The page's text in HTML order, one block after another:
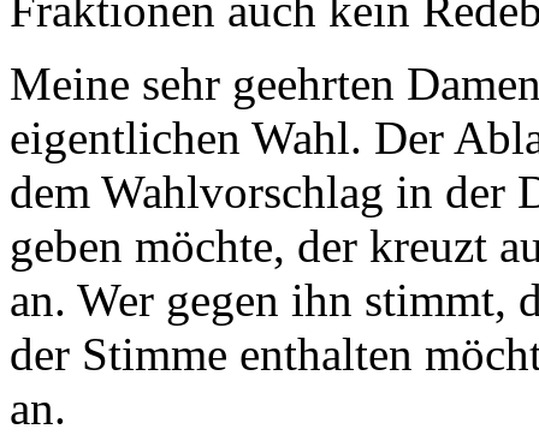
Meine sehr geehrten
eigentlichen Wahl. Der
dem Wahlvorschlag in der
geben möchte, der kreuzt
an. Wer gegen ihn stimmt,
der Stimme enthalten
an.